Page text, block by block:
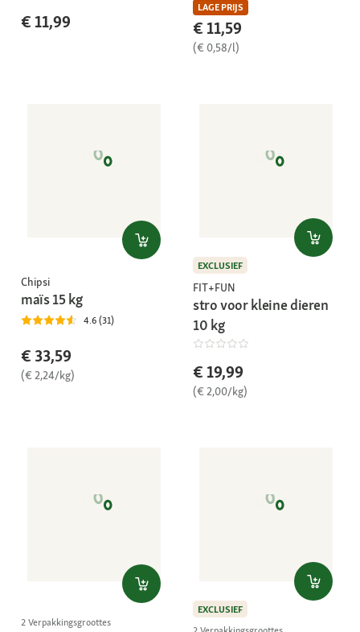
€ 11,99
LAGE PRIJS
€ 11,59
(€ 0,58/l)
Chipsi
maïs 15 kg
4.6 (31)
€ 33,59
(€ 2,24/kg)
EXCLUSIEF
FIT+FUN
stro voor kleine dieren
10 kg
€ 19,99
(€ 2,00/kg)
2 Verpakkingsgroottes
EXCLUSIEF